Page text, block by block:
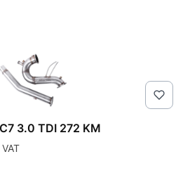
3.0 TDI 272 KM
VAT